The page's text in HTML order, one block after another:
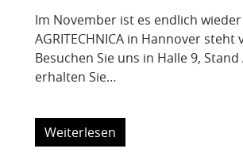
Im November ist es endlich
AGRITECHNICA in Hannover steht
Besuchen Sie uns in Halle 9, Stand
erhalten Sie…
Weiterlesen